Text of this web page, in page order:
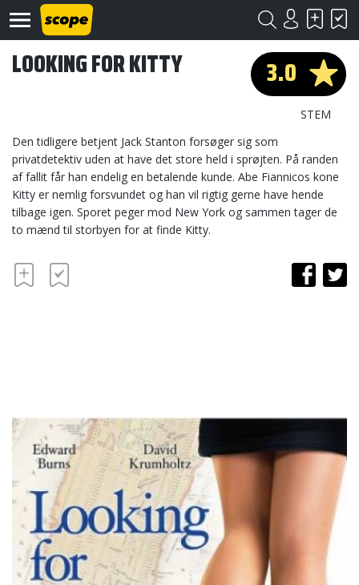
Om
Scope
Kontakt
3.0
STEM
LOOKING FOR KITTY
Den tidligere betjent Jack Stanton forsøger sig som
privatdetektiv uden at have det store held i sprøjten. På randen
af fallit får han endelig en betalende kunde. Abe Fiannicos kone
Kitty er nemlig forsvundet og han vil rigtig gerne have hende
tilbage igen. Sporet peger mod New York og sammen tager de
to mænd til storbyen for at finde Kitty.